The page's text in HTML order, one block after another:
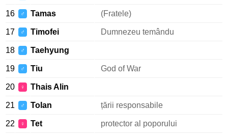
16 ♂ Tamas (Fratele)
17 ♂ Timofei Dumnezeu temându
18 ♂ Taehyung
19 ♂ Tiu God of War
20 ♀ Thais Alin
21 ♂ Tolan țării responsabile
22 ♀ Tet protector al poporului